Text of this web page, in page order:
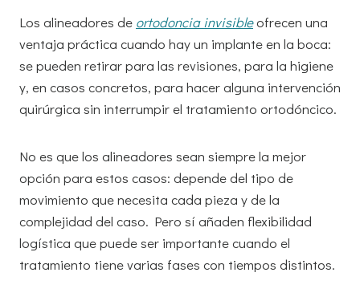
Los alineadores de ortodoncia invisibleofrecen una
ventaja práctica cuando hay un implante en la boca:
se pueden retirar para las revisiones, para la higiene
y, en casos concretos, para hacer alguna intervención
quirúrgica sin interrumpir el tratamiento ortodóncico.
No es que los alineadores sean siempre la mejor
opción para estos casos: depende del tipo de
movimiento que necesita cada pieza y de la
complejidad del caso. Pero sí añaden flexibilidad
logística que puede ser importante cuando el
tratamiento tiene varias fases con tiempos distintos.